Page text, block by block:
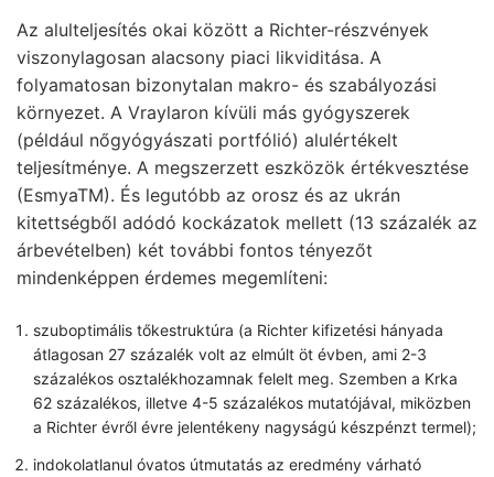
Az alulteljesítés okai között a Richter-részvények
viszonylagosan alacsony piaci likviditása. A
folyamatosan bizonytalan makro- és szabályozási
környezet. A Vraylaron kívüli más gyógyszerek
(például nőgyógyászati portfólió) alulértékelt
teljesítménye. A megszerzett eszközök értékvesztése
(EsmyaTM). És legutóbb az orosz és az ukrán
kitettségből adódó kockázatok mellett (13 százalék az
árbevételben) két további fontos tényezőt
mindenképpen érdemes megemlíteni:
szuboptimális tőkestruktúra (a Richter kifizetési hányada
átlagosan 27 százalék volt az elmúlt öt évben, ami 2-3
százalékos osztalékhozamnak felelt meg. Szemben a Krka
62 százalékos, illetve 4-5 százalékos mutatójával, miközben
a Richter évről évre jelentékeny nagyságú készpénzt termel);
indokolatlanul óvatos útmutatás az eredmény várható